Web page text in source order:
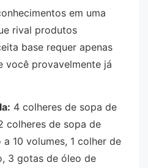
em uma
rival produtos
base requer apenas
você provavelmente já
4 colheres de sopa de
colheres de sopa de
10 volumes, 1 colher de
3 gotas de óleo de